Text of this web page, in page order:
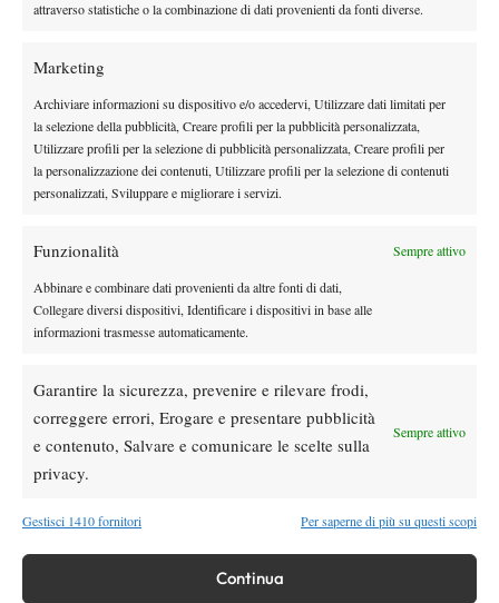
attraverso statistiche o la combinazione di dati provenienti da fonti diverse.
Marketing
Archiviare informazioni su dispositivo e/o accedervi, Utilizzare dati limitati per
la selezione della pubblicità, Creare profili per la pubblicità personalizzata,
Utilizzare profili per la selezione di pubblicità personalizzata, Creare profili per
la personalizzazione dei contenuti, Utilizzare profili per la selezione di contenuti
personalizzati, Sviluppare e migliorare i servizi.
Funzionalità Sempre attivo
Abbinare e combinare dati provenienti da altre fonti di dati,
Collegare diversi dispositivi, Identificare i dispositivi in base alle
informazioni trasmesse automaticamente.
Garantire la sicurezza, prevenire e rilevare frodi,
correggere errori, Erogare e presentare pubblicità
e contenuto, Salvare e comunicare le scelte sulla
privacy.
Sempre attivo
Gestisci 1410 fornitori Per saperne di più su questi scopi
Continua
più forti perché abbiamo più abitudine“.
Dopo aver giocato Parigi con
ritrovare al suo fiancoJasmine PaoliniperWimbledon: “L’idea
è quella di giocare con Jasmine a Wimbledon, ma dobbiamo
vedere come sta con il piede”.
SOGNO OLIMPIADE
2024– chiude Vavassori -,
ma era anche il primo misto che
giocavamo insieme. Ora siamo un’altra coppia. Il formato dello
US Open a volte ci pensiamo e il fatto che abbiamo vinto lì fu
regge. Siamo legatissimi entrambi a Kobe Bryant e sarebbe
bellissimo arrivare all’Olimpiade di Los Angeles insieme”.